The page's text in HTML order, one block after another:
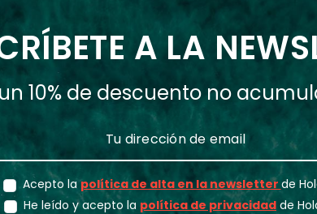
A LA
10% de descuento no
Acepto la política de alta en la newsletter de
He leído y acepto la política de privacidad de